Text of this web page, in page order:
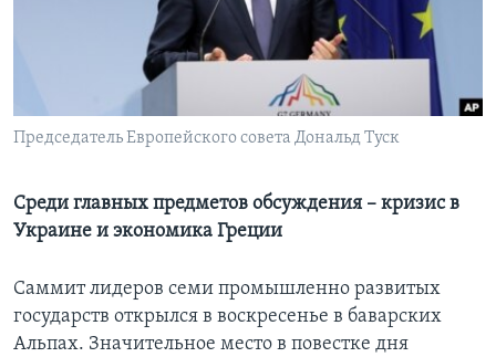
Learning English
СОЦИАЛЬНЫЕ СЕТИ
Языки
Председатель Европейского совета Дональд Туск
Среди главных предметов обсуждения – кризис в
Украине и экономика Греции
Саммит лидеров семи промышленно развитых
государств открылся в воскресенье в баварских
Альпах. Значительное место в повестке дня